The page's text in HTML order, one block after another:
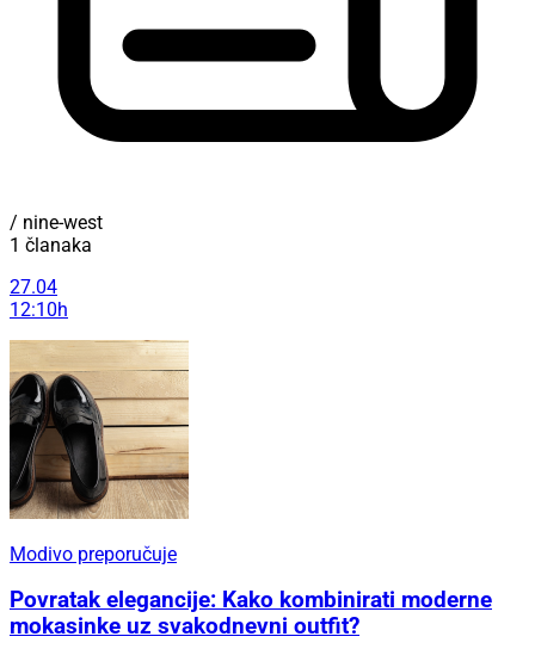
/ nine-west
1 članaka
27.04
12:10h
Modivo preporučuje
Povratak elegancije: Kako kombinirati moderne
mokasinke uz svakodnevni outfit?